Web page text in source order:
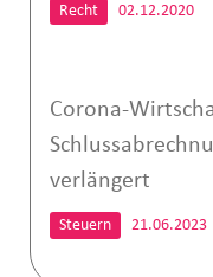
Recht 02.12.2020
Corona-
verlängert
Steuern 21.06.2023